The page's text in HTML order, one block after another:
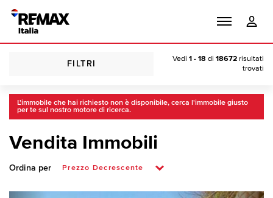
FILTRI
Vedi 1 - 18 di 18672 risultati
trovati
L'immobile che hai richiesto non è disponibile, cerca l'immobile giusto
per te sul nostro motore di ricerca.
Vendita Immobili
Ordina per